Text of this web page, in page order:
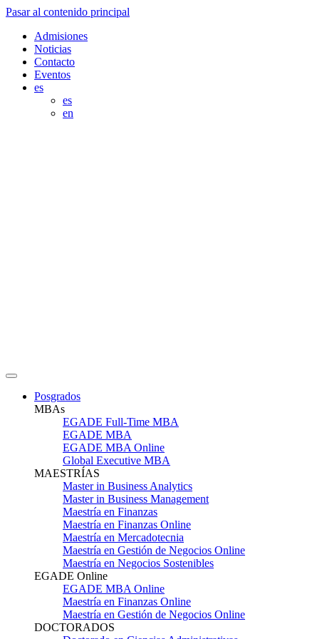
Pasar al contenido principal
Admisiones
Noticias
Contacto
Eventos
es
es
en
Posgrados
MBAs
EGADE Full-Time MBA
EGADE MBA
EGADE MBA Online
Global Executive MBA
MAESTRÍAS
Master in Business Analytics
Master in Business Management
Maestría en Finanzas
Maestría en Finanzas Online
Maestría en Mercadotecnia
Maestría en Gestión de Negocios Online
Maestría en Negocios Sostenibles
EGADE Online
EGADE MBA Online
Maestría en Finanzas Online
Maestría en Gestión de Negocios Online
DOCTORADOS